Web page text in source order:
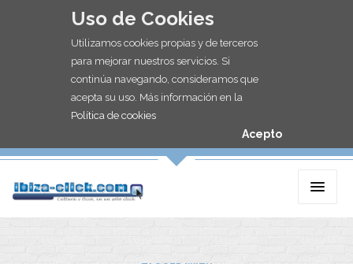
Uso de Cookies
Utilizamos cookies propias y de terceros
para mejorar nuestros servicios. Si
continúa navegando, consideramos que
acepta su uso. Más información en la
Política de cookies
Acepto